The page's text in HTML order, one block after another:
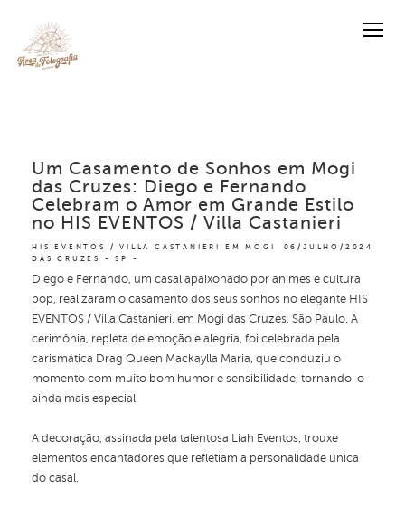
HIS EVENTOS / VILLA CASTANIERI EM MOGI
DAS CRUZES - SP
06/JULHO/2024
Um Casamento de Sonhos em Mogi
das Cruzes: Diego e Fernando
Celebram o Amor em Grande Estilo
no HIS EVENTOS / Villa Castanieri
Diego e Fernando, um casal apaixonado por animes e cultura
pop, realizaram o casamento dos seus sonhos no elegante HIS
EVENTOS / Villa Castanieri, em Mogi das Cruzes, São Paulo. A
cerimônia, repleta de emoção e alegria, foi celebrada pela
carismática Drag Queen Mackaylla Maria, que conduziu o
momento com muito bom humor e sensibilidade, tornando-o
ainda mais especial.
A decoração, assinada pela talentosa Liah Eventos, trouxe
elementos encantadores que refletiam a personalidade única
do casal.